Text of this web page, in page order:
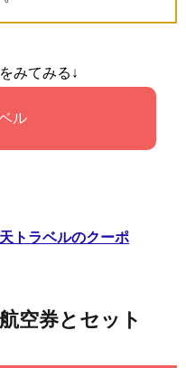
みてみる↓
ル
トラベルのクーポ
空券とセット